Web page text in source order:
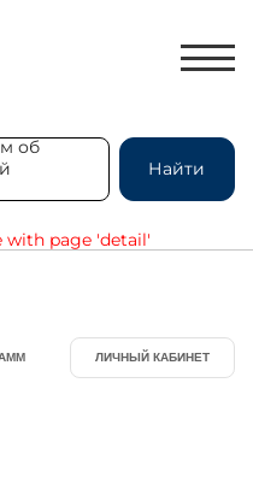
об
Найти
об
Найти
page 'detail'
ЛИЧНЫЙ КАБИНЕТ